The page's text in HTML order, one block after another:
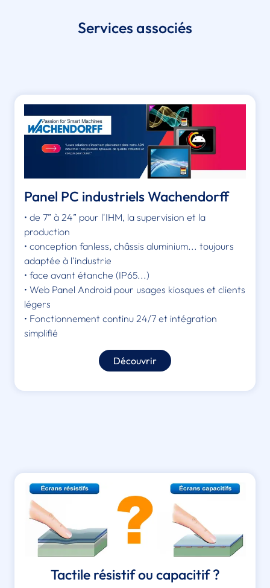
Services associés
Panel PC industriels Wachendorff
• de 7” à 24” pour l'IHM, la supervision et la
production
• conception fanless, châssis aluminium... toujours
adaptée à l’industrie
• face avant étanche (IP65...)
• Web Panel Android pour usages kiosques et clients
légers
• Fonctionnement continu 24/7 et intégration
simplifié
Découvrir
Tactile résistif ou capacitif ?